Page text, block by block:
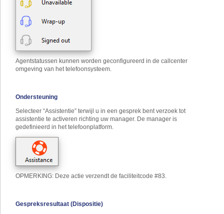
Agentstatussen kunnen worden geconfigureerd in de callcenter
omgeving van het telefoonsysteem.
Ondersteuning
Selecteer “Assistentie” terwijl u in een gesprek bent verzoek tot
assistentie te activeren richting uw manager. De manager is
gedefinieerd in het telefoonplatform.
OPMERKING: Deze actie verzendt de faciliteitcode #83.
Gespreksresultaat (Dispositie)